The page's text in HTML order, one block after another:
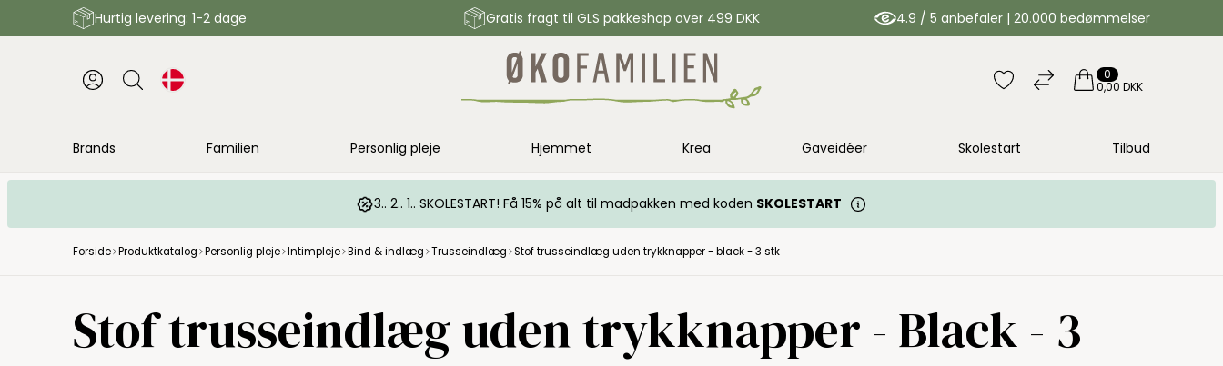
Hurtig levering: 1-2 dage Gratis fragt til GLS pakkeshop over 499 DKK 4.9 / 5 anbefaler | 20.000 bedømmelser
0
0,00 DKK
Brands Familien Personlig pleje Hjemmet Krea Gaveidéer Skolestart Tilbud
3.. 2.. 1.. SKOLESTART! Få 15% på alt til madpakken med koden SKOLESTART
Forside Produktkatalog Personlig pleje Intimpleje Bind & indlæg Trusseindlæg Stof trusseindlæg uden trykknapper - black - 3 stk
Stof trusseindlæg uden trykknapper - Black - 3